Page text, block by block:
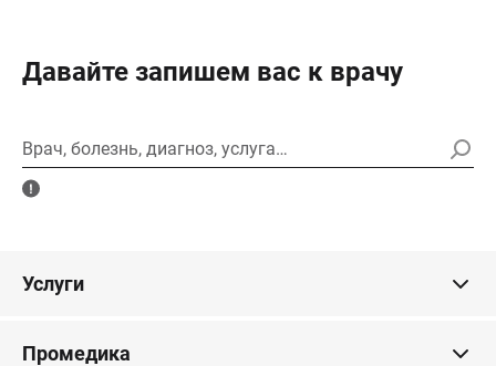
Давайте запишем вас к врачу
Врач, болезнь, диагноз, услуга…
Услуги
Промедика